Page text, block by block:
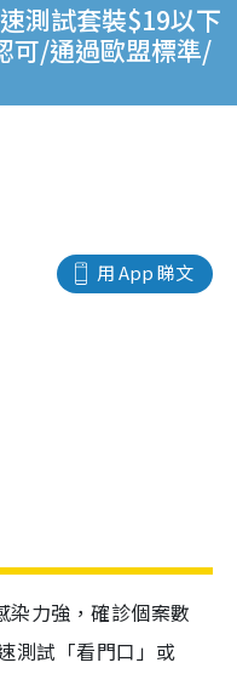
測試套裝$19以下
可/通過歐盟標準/
用 App 睇文
力強，確診個案數
測試「看門口」或